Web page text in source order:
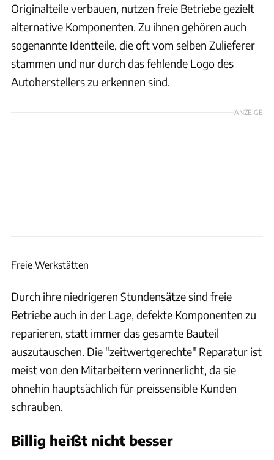
Originalteile verbauen, nutzen freie Betriebe gezielt
alternative Komponenten. Zu ihnen gehören auch
sogenannte Identteile, die oft vom selben Zulieferer
stammen und nur durch das fehlende Logo des
Autoherstellers zu erkennen sind.
ANZEIGE
Freie Werkstätten
Durch ihre niedrigeren Stundensätze sind freie
Betriebe auch in der Lage, defekte Komponenten zu
reparieren, statt immer das gesamte Bauteil
auszutauschen. Die "zeitwertgerechte" Reparatur ist
meist von den Mitarbeitern verinnerlicht, da sie
ohnehin hauptsächlich für preissensible Kunden
schrauben.
Billig heißt nicht besser